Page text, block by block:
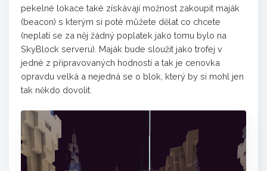
pekelné lokace také získávají možnost zakoupit maják
(beacon) s kterým si poté můžete dělat co chcete
(neplatí se za něj žádný poplatek jako tomu bylo na
SkyBlock serveru). Maják bude sloužit jako trofej v
jedné z připravovaných hodností a tak je cenovka
opravdu velká a nejedná se o blok, který by si mohl jen
tak někdo dovolit.